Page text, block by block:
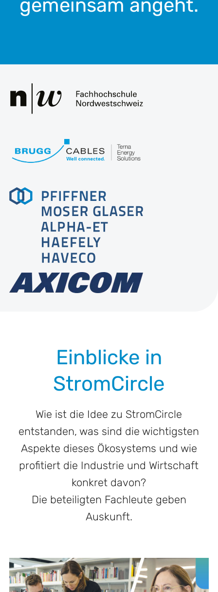
gemeinsam angeht.
Einblicke in
StromCircle
Wie ist die Idee zu StromCircle
entstanden, was sind die wichtigsten
Aspekte dieses Ökosystems und wie
profitiert die Industrie und Wirtschaft
konkret davon?
Die beteiligten Fachleute geben
Auskunft.